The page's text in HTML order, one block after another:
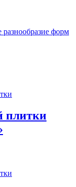
форм
плитки